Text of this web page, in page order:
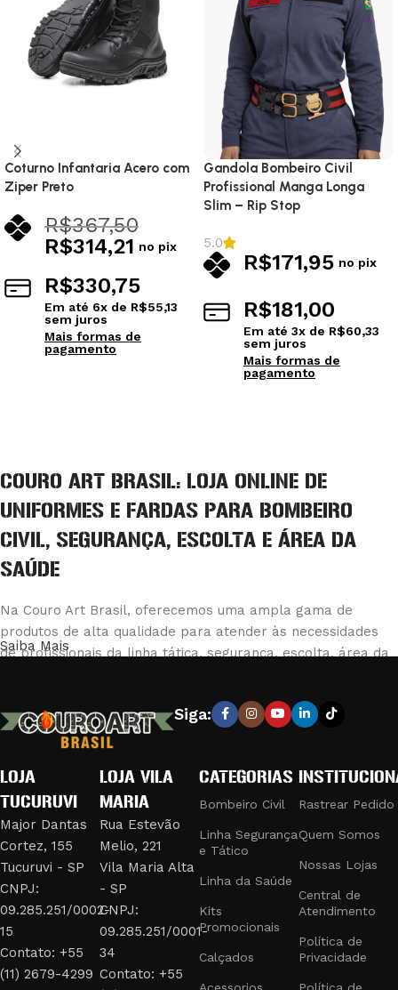
Coturno Infantaria Acero com
Ziper Preto
R$367,50
R$314,21 no pix
R$330,75
Em até 6x de R$55,13
sem juros
Mais formas de
pagamento
Gandola Bombeiro Civil
Profissional Manga Longa
Slim – Rip Stop
5.0
R$171,95 no pix
R$181,00
Em até 3x de R$60,33
sem juros
Mais formas de
pagamento
COURO ART BRASIL: LOJA ONLINE DE
UNIFORMES E FARDAS PARA BOMBEIRO
CIVIL, SEGURANÇA, ESCOLTA E ÁREA DA
SAÚDE
Na Couro Art Brasil, oferecemos uma ampla gama de
produtos de alta qualidade para atender às necessidades
de profissionais da linha tática, segurança, escolta, área da
que combinam durabilidade e conforto, garantindo a máxima
eficiência e segurança em suas operações.
PRODUTOS DE QUALIDADE PARA
PROFISSIONAIS EXIGENTES
Nossa linha de produtos inclui:
Uniformes e Fardamentos:
Desenvolvidos para bombeiros
civis, com materiais resistentes ao fogo e design funcional.
Acessórios Táticos:Como bolsões de perna, jet loaders,
fieis retráteis e trançados, que oferecem praticidade e
segurança em missões táticas.
Saiba Mais
Siga:
LOJA
TUCURUVI
Major Dantas
Cortez, 155
Tucuruvi - SP
CNPJ:
09.285.251/0002-
15
Contato: +55
(11) 2679-4299
LOJA VILA
MARIA
Rua Estevão
Melio, 221
Vila Maria Alta
- SP
CNPJ:
09.285.251/0001-
34
Contato: +55
CATEGORIAS
Bombeiro Civil
Linha Segurança
e Tático
Linha da Saúde
Kits
Promocionais
Calçados
Rastrear Pedido
Quem Somos
Nossas Lojas
Central de
Atendimento
Política de
Privacidade